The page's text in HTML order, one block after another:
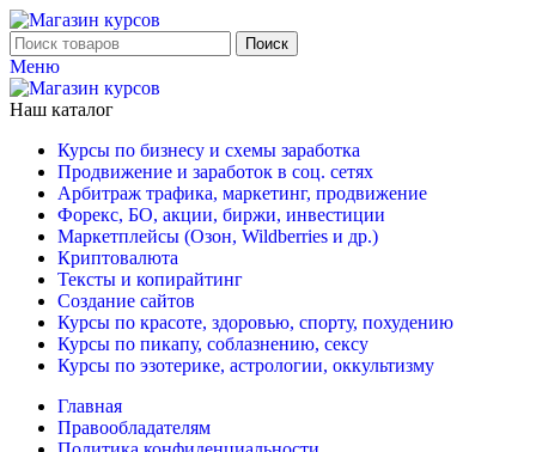
Поиск
Меню
Наш каталог
Курсы по бизнесу и схемы заработка
Продвижение и заработок в соц. сетях
Арбитраж трафика, маркетинг, продвижение
Форекс, БО, акции, биржи, инвестиции
Маркетплейсы (Озон, Wildberries и др.)
Криптовалюта
Тексты и копирайтинг
Создание сайтов
Курсы по красоте, здоровью, спорту, похудению
Курсы по пикапу, соблазнению, сексу
Курсы по эзотерике, астрологии, оккультизму
Главная
Правообладателям